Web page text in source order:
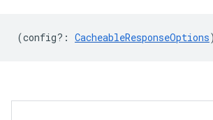
(config? : CacheableResponseOptions